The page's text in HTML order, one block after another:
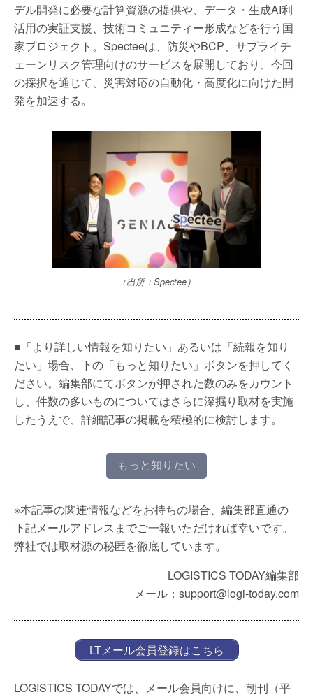
デル開発に必要な計算資源の提供や、データ・生成AI利
活用の実証支援、技術コミュニティー形成などを行う国
家プロジェクト。Specteeは、防災やBCP、サプライチ
ェーンリスク管理向けのサービスを展開しており、今回
の採択を通じて、災害対応の自動化・高度化に向けた開
発を加速する。
（出所：Spectee）
■「より詳しい情報を知りたい」あるいは「続報を知り
たい」場合、下の「もっと知りたい」ボタンを押してく
ださい。編集部にてボタンが押された数のみをカウント
し、件数の多いものについてはさらに深掘り取材を実施
したうえで、詳細記事の掲載を積極的に検討します。
もっと知りたい
※本記事の関連情報などをお持ちの場合、編集部直通の
下記メールアドレスまでご一報いただければ幸いです。
弊社では取材源の秘匿を徹底しています。
LOGISTICS TODAY編集部
メール：support@logi-today.com
LTメール会員登録はこちら
LOGISTICS TODAYでは、メール会員向けに、朝刊（平